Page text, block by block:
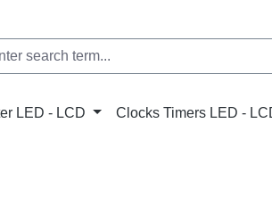
LED - LCD Clocks Timers LED -